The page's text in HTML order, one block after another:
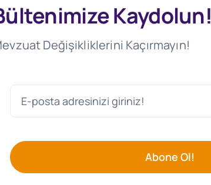
Kaydolun!
Değişikliklerini Kaçırmayın!
Abone Ol!